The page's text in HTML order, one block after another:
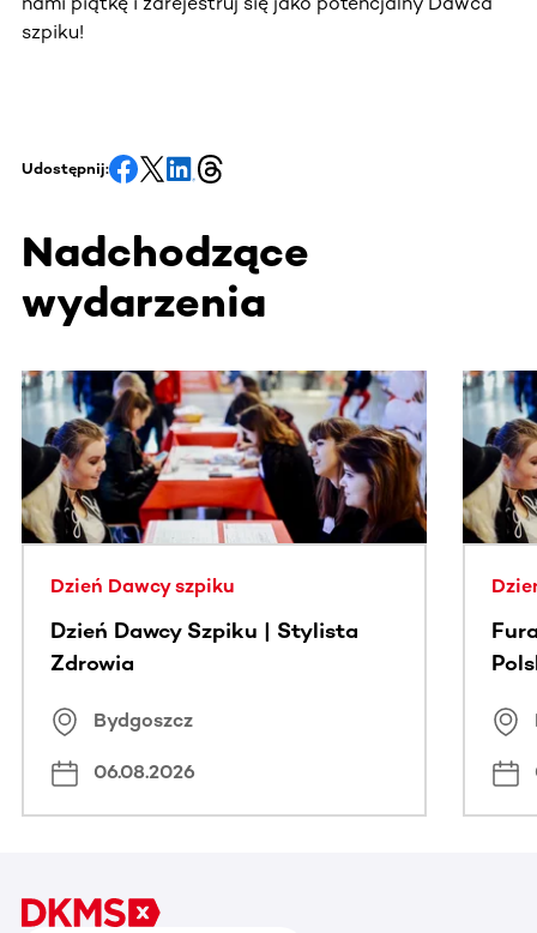
szpiku!
Udostępnij:
Nadchodzące
wydarzenia
Ta sekcja zawiera treści przewijane w poziomie. Użyj
Dzień Dawcy szpiku
Dzień Dawcy Szpiku | Stylista
Zdrowia
Bydgoszcz
06.08.2026